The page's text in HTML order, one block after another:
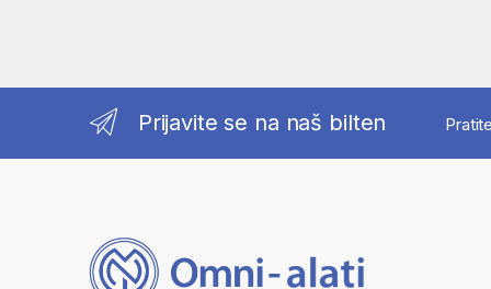
Prijavite se na naš bilten